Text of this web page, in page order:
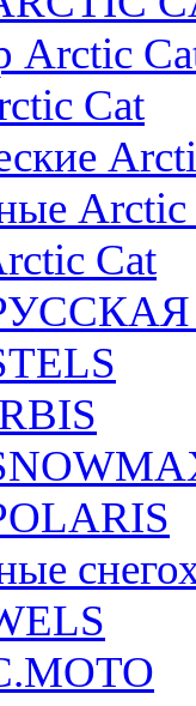
Arctic
Cat
Cat